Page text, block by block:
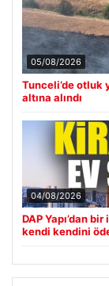
05/08/2026
Tunceli’de otluk
altına alındı
04/08/2026
DAP Yapı’dan
kendi kendini